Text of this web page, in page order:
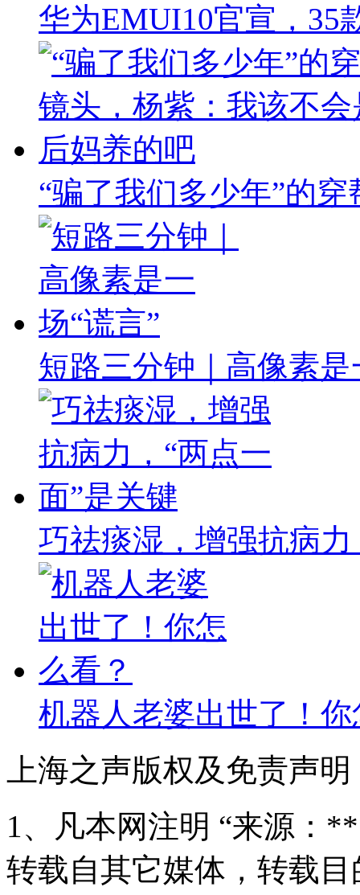
华为EMUI10官宣，35
“骗了我们多少年”的
短路三分钟｜高像素是
巧祛痰湿，增强抗病
机器人老婆出世了！
上海之声版权及免责声明
1、凡本网注明 “来源：
转载自其它媒体，转载